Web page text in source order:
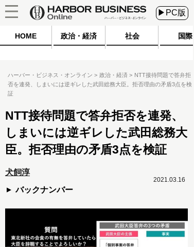
▶PC版
HOME 政治・経済 社会 国際
ハーバー・ビジネス・オンライン 政治・経済
NTT接待問題で答弁拒
否を連発、しまいには逆ギレした武田総務大臣。拒否理由の矛盾3点を検
証
NTT接待問題で答弁拒否を連発、
しまいには逆ギレした武田総務大
臣。拒否理由の矛盾3点を検証
犬飼淳
バックナンバー
2021.03.16